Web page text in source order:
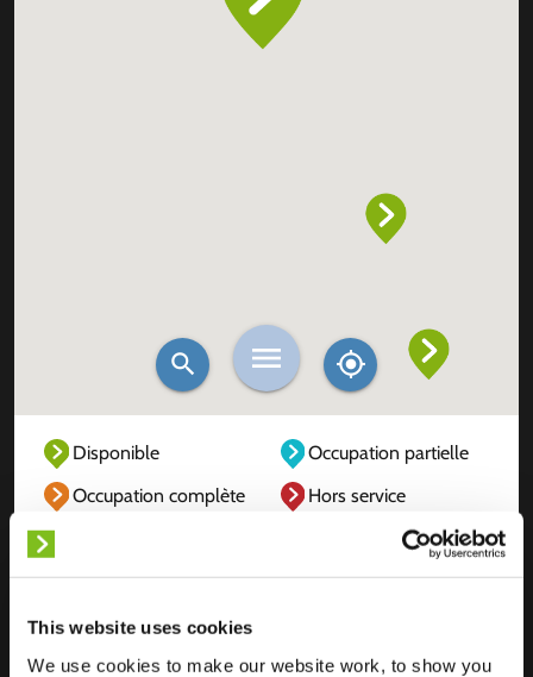
This website uses cookies
We use cookies to make our website work, to show you
Disponible
Occupation partielle
Occupation complète
Hors service